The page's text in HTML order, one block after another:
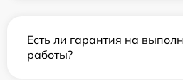
Есть ли гарантия на
работы?